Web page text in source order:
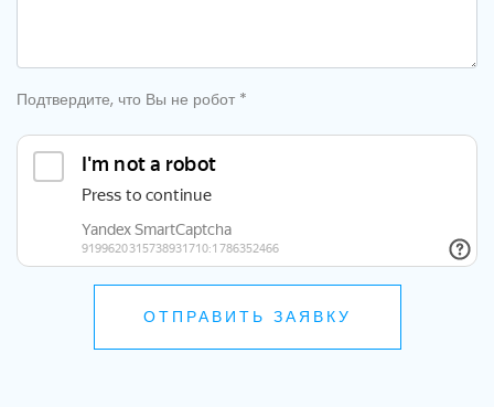
Подтвердите, что Вы не робот *
ОТПРАВИТЬ ЗАЯВКУ